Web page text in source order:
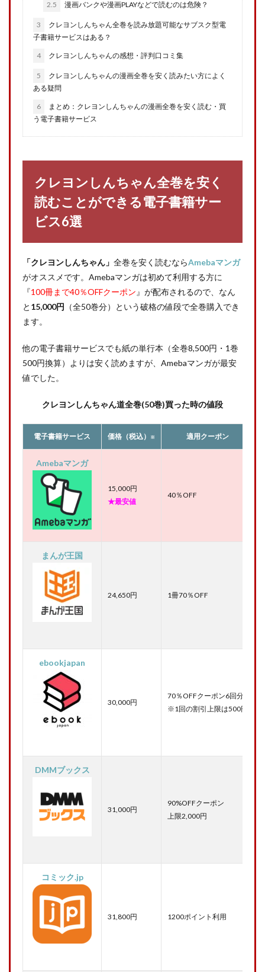
2.5 漫画バンクや漫画PLAYなどで読むのは危険？
3
クレヨンしんちゃん全巻を読み放題可能なサブスク型電
子書籍サービスはある？
4 クレヨンしんちゃんの感想・評判口コミ集
5
クレヨンしんちゃんの漫画全巻を安く読みたい方によく
ある疑問
6
まとめ：クレヨンしんちゃんの漫画全巻を安く読む・買
う電子書籍サービス
クレヨンしんちゃん全巻を安く
読むことができる電子書籍サー
ビス6選
「クレヨンしんちゃん」 全巻を安く読むならAmebaマンガ
がオススメです。Amebaマンガは初めて利用する方に
『100冊まで40％OFFクーポン 』が配布されるので、なん
と 15,000円 （全50巻分）という破格の値段で全巻購入でき
ます。
他の電子書籍サービスでも紙の単行本（全巻8,500円・1巻
500円換算）よりは安く読めますが、Amebaマンガが最安
値でした。
クレヨンしんちゃん道全巻(50巻)買った時の値段
電子書籍サービス 価格（税込） ※ 適用クーポン
Amebaマンガ
15,000円
★最安値
40％OFF
まんが王国
24,650円 1冊70％OFF
ebookjapan
30,000円
70％OFFクーポン6回分
※1回の割引上限は500円
DMMブックス
31,000円
90%OFFクーポン
上限2,000円
コミック.jp
31,800円 1200ポイント利用